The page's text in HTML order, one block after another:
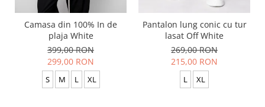
Camasa din 100% In de
plaja White
399,00 RON
299,00 RON
S M L XL
Pantalon lung conic cu tur
lasat Off White
269,00 RON
215,00 RON
L XL